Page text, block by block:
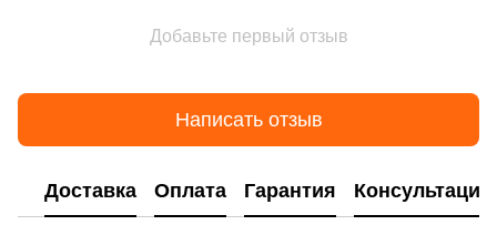
Добавьте первый отзыв
Написать отзыв
Доставка Оплата Гарантия Консультация